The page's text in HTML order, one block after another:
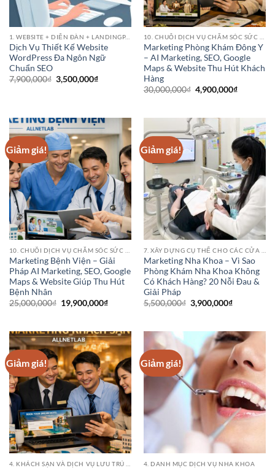
1. WEBSITE + DIỄN ĐÀN + LANDINGPAGE
Dịch Vụ Thiết Kế Website
WordPress Đa Ngôn Ngữ
Chuẩn SEO
7,900,000₫ Giá
gốc
3,500,000₫Giá
Marketing Phòng Khám Đông Y
– AI Marketing, SEO, Google
Maps & Website Thu Hút Khách
Hàng
30,000,000₫ Giá
gốc
4,900,000₫Giá
Giảm giá!
Marketing Bệnh Viện – Giải
Pháp AI Marketing, SEO, Google
Maps & Website Giúp Thu Hút
Bệnh Nhân
25,000,000₫ Giá
gốc
19,900,000₫Giá
19,900,000₫.
Giảm giá!
Marketing Nha Khoa – Vì Sao
Phòng Khám Nha Khoa Không
Có Khách Hàng? 20 Nỗi Đau &
Giải Pháp
5,500,000₫ Giá
gốc
3,900,000₫Giá
Giảm giá! Giảm giá!
4. DANH MỤC DỊCH VỤ NHA KHOA